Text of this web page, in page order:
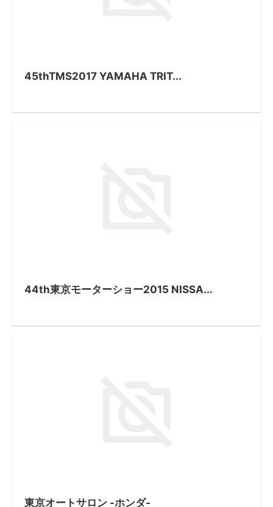
45thTMS2017 YAMAHA TRIT...
44th東京モーターショー2015 NISSA...
東京オートサロン -ホンダ-